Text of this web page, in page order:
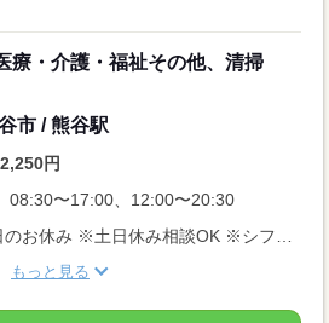
療・介護・福祉その他、清掃
市 / 熊谷駅
円
08:30〜17:00、12:00〜20:30
もっと見る